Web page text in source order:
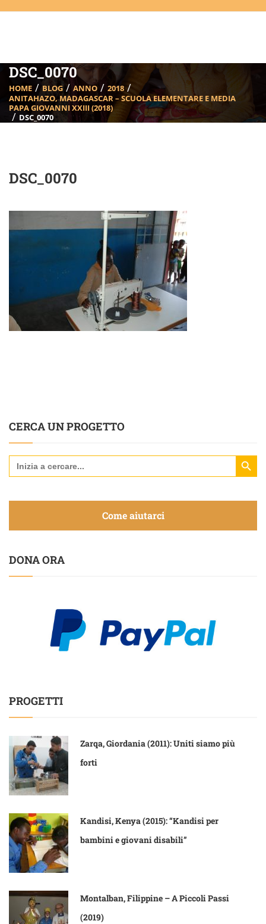
DSC_0070
HOME BLOG ANNO
2018
ANITAHAZO, MADAGASCAR – SCUOLA ELEMENTARE E MEDIA
PAPA GIOVANNI XXIII (2018)
DSC_0070
DSC_0070
CERCA UN PROGETTO
Search
for:
Search
Come aiutarci
DONA ORA
PROGETTI
Zarqa, Giordania (2011): Uniti siamo più
forti
Kandisi, Kenya (2015): “Kandisi per
bambini e giovani disabili”
Montalban, Filippine – A Piccoli Passi
(2019)